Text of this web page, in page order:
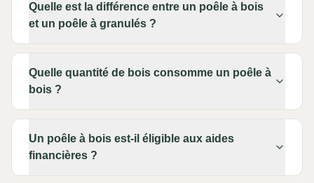
Quelle est la différence entre un poêle à bois
et un poêle à granulés ?
Quelle quantité de bois consomme un poêle à
bois ?
Un poêle à bois est-il éligible aux aides
financières ?